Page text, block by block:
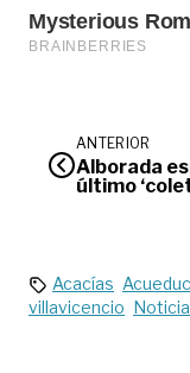
ANTERIOR
Alborada
último
Acacías
villavicencio